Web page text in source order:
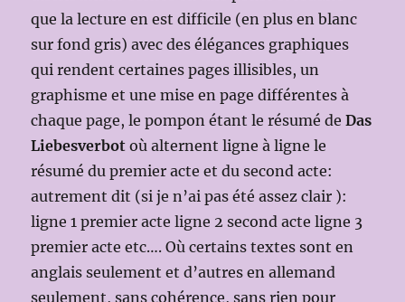
que la lecture en est difficile (en plus en blanc
sur fond gris) avec des élégances graphiques
qui rendent certaines pages illisibles, un
graphisme et une mise en page différentes à
chaque page, le pompon étant le résumé deDas
Liebesverbot où alternent ligne à ligne le
résumé du premier acte et du second acte:
autrement dit (si je n’ai pas été assez clair ):
ligne 1 premier acte ligne 2 second acte ligne 3
premier acte etc…. Où certains textes sont en
anglais seulement et d’autres en allemand
seulement, sans cohérence, sans rien pour